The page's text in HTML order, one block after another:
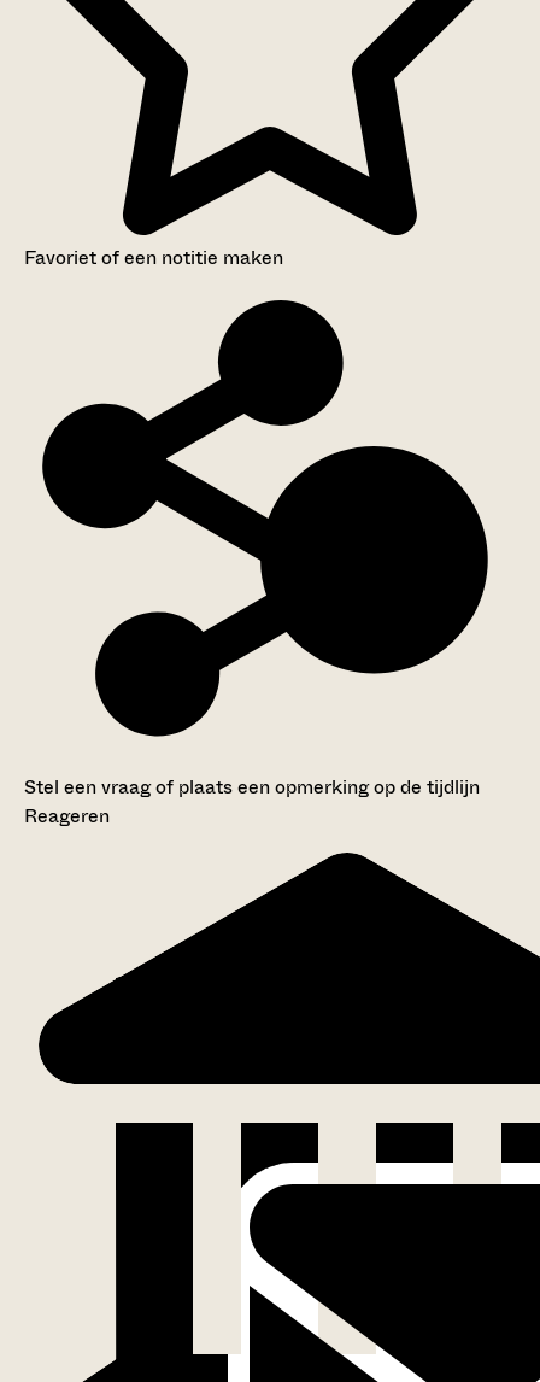
Favoriet of een notitie maken
Stel een vraag of plaats een opmerking op de tijdlijn
Reageren